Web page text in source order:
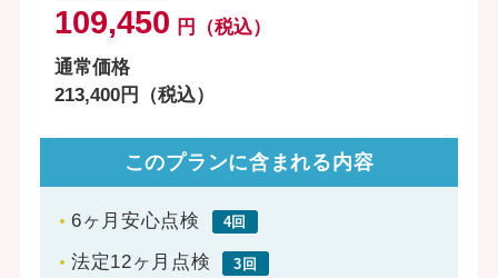
109,450 円（税込）
通常価格
213,400円（税込）
このプランに含まれる内容
6ヶ月安心点検 4回
法定12ヶ月点検 3回